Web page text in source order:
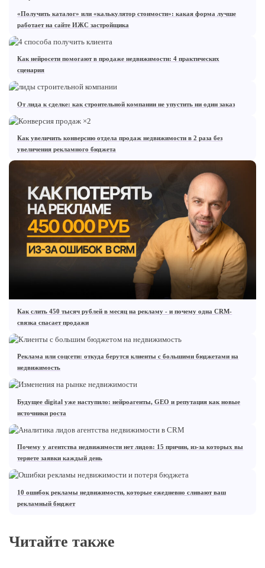
«Получить каталог» или «калькулятор стоимости»: какая форма лучше
работает на сайте ИЖС застройщика
Как нейросети помогают в продаже недвижимости: 4 практических
сценария
От лида к сделке: как строительной компании не упустить ни один заказ
Как увеличить конверсию отдела продаж недвижимости в 2 раза без
увеличения рекламного бюджета
Как слить 450 тысяч рублей в месяц на рекламу - и почему одна CRM-
связка спасает продажи
Реклама или соцсети: откуда берутся клиенты с большими бюджетами на
недвижимость
Будущее digital уже наступило: нейроагенты, GEO и репутация как новые
источники роста
Почему у агентства недвижимости нет лидов: 15 причин, из-за которых вы
теряете заявки каждый день
10 ошибок рекламы недвижимости, которые ежедневно сливают ваш
рекламный бюджет
Читайте также